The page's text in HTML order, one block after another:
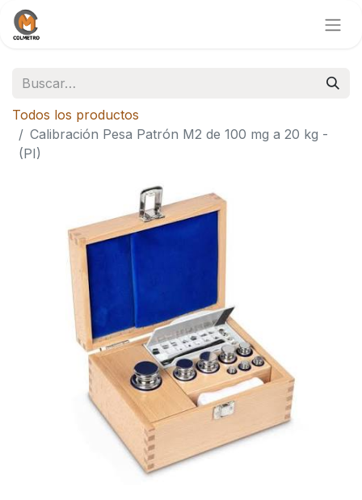
Todos los productos
Calibración Pesa Patrón M2 de 100 mg a 20 kg -
(PI)